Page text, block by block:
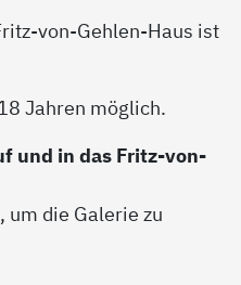
von-Gehlen-Haus ist
Jahren möglich.
und in das Fritz-von-
um die Galerie zu